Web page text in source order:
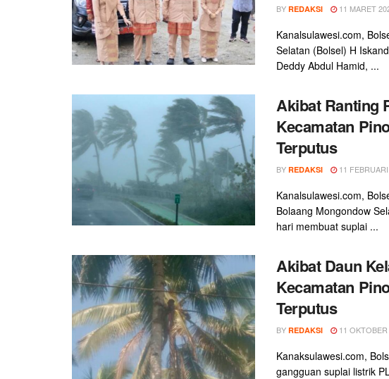
BY REDAKSI 11 MARET
Kanalsulawesi.com,
Selatan (Bolsel) H
Deddy Abdul Hamid, ...
Akibat Ranting
Kecamatan
Terputus
BY REDAKSI 11
Kanalsulawesi.com,
Bolaang Mongondow
hari membuat suplai ...
Akibat Daun
Kecamatan
Terputus
BY REDAKSI 11 OKTOBER
Kanaksulawesi.com,
gangguan suplai listrik